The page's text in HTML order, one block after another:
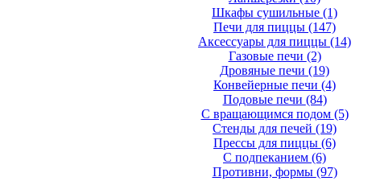
Шкафы сушильные (1)
Печи для пиццы (147)
Аксессуары для пиццы (14)
Газовые печи (2)
Дровяные печи (19)
Конвейерные печи (4)
Подовые печи (84)
С вращающимся подом (5)
Стенды для печей (19)
Прессы для пиццы (6)
С подпеканием (6)
Противни, формы (97)